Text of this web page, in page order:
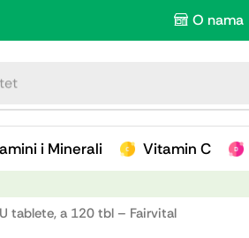
O nama
i Minerali Vitamin C
tablete, a 120 tbl – Fairvital